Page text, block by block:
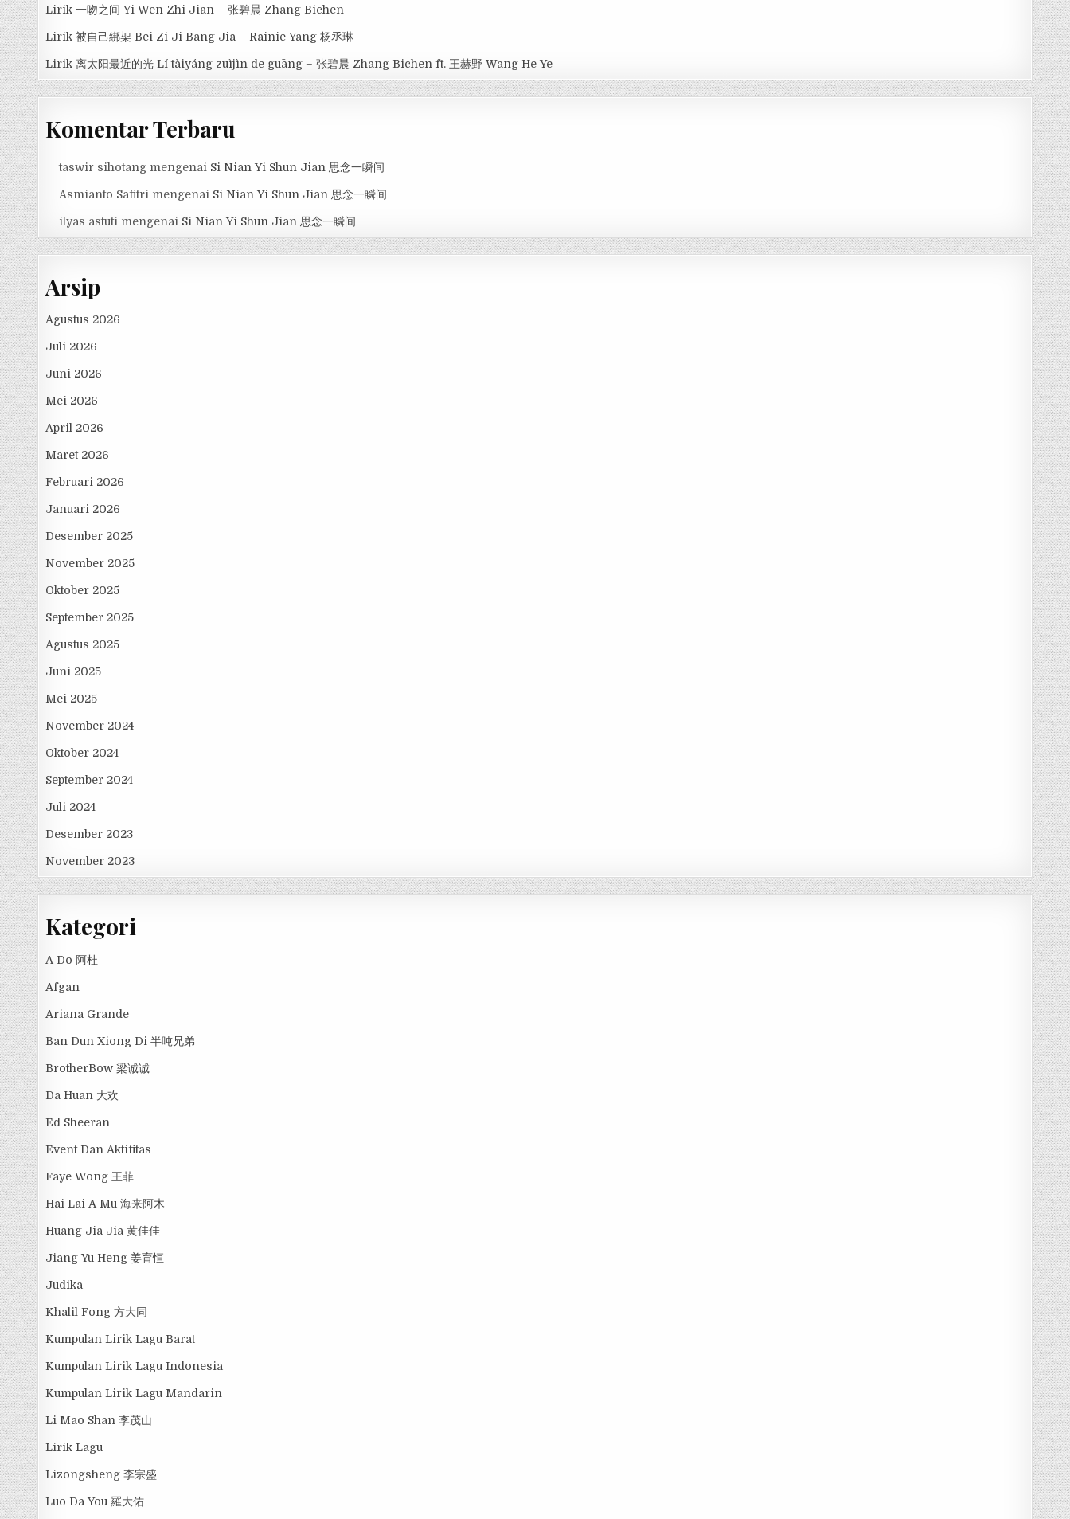
Lirik 一吻之间 Yi Wen Zhi Jian – 张碧晨 Zhang Bichen
Lirik 被自己綁架 Bei Zi Ji Bang Jia – Rainie Yang 杨丞琳
Lirik 离太阳最近的光 Lí tàiyáng zuìjìn de guāng – 张碧晨 Zhang Bichen ft. 王赫野 Wang He Ye
Komentar Terbaru
taswir sihotangmengenai Si Nian Yi Shun Jian 思念一瞬间
Asmianto Safitri mengenai Si Nian Yi Shun Jian 思念一瞬间
ilyas astuti mengenai Si Nian Yi Shun Jian 思念一瞬间
Arsip
Agustus 2026
Juli 2026
Juni 2026
Mei 2026
April 2026
Maret 2026
Februari 2026
Januari 2026
Desember 2025
November 2025
Oktober 2025
September 2025
Agustus 2025
Juni 2025
Mei 2025
November 2024
Oktober 2024
September 2024
Juli 2024
Desember 2023
November 2023
Kategori
A Do 阿杜
Afgan
Ariana Grande
Ban Dun Xiong Di 半吨兄弟
BrotherBow 梁诚诚
Da Huan 大欢
Ed Sheeran
Event Dan Aktifitas
Faye Wong 王菲
Hai Lai A Mu 海来阿木
Huang Jia Jia 黄佳佳
Jiang Yu Heng 姜育恒
Judika
Khalil Fong 方大同
Kumpulan Lirik Lagu Barat
Kumpulan Lirik Lagu Indonesia
Kumpulan Lirik Lagu Mandarin
Li Mao Shan 李茂山
Lirik Lagu
Lizongsheng 李宗盛
Luo Da You 羅大佑